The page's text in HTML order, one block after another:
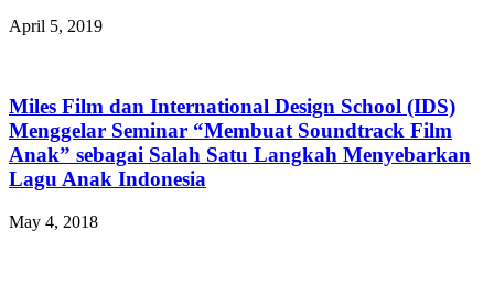
April 5, 2019
Miles Film dan International Design School (IDS)
Menggelar Seminar “Membuat Soundtrack Film
Anak” sebagai Salah Satu Langkah Menyebarkan
Lagu Anak Indonesia
May 4, 2018